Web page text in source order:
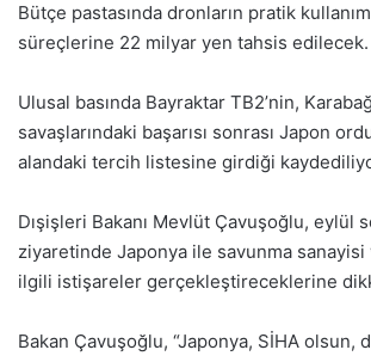
Bütçe pastasında dronların pratik
süreçlerine 22 milyar yen tahsis edilecek.
Ulusal basında Bayraktar TB2’nin,
savaşlarındaki başarısı sonrası Japon
alandaki tercih listesine girdiği
Dışişleri Bakanı Mevlüt Çavuşoğlu, eylül
ziyaretinde Japonya ile savunma
ilgili istişareler gerçekleştireceklerine
Bakan Çavuşoğlu, “Japonya, SİHA olsun,